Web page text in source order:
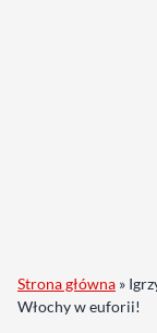
Strona główna »
Włochy w euforii!